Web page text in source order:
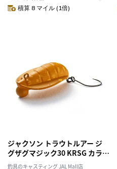
積算 8 マイル (1倍)
ジャクソン トラウトルアー ジ
グザグマジック30 KRSG カラシ
G
釣具のキャスティング JAL Mall店